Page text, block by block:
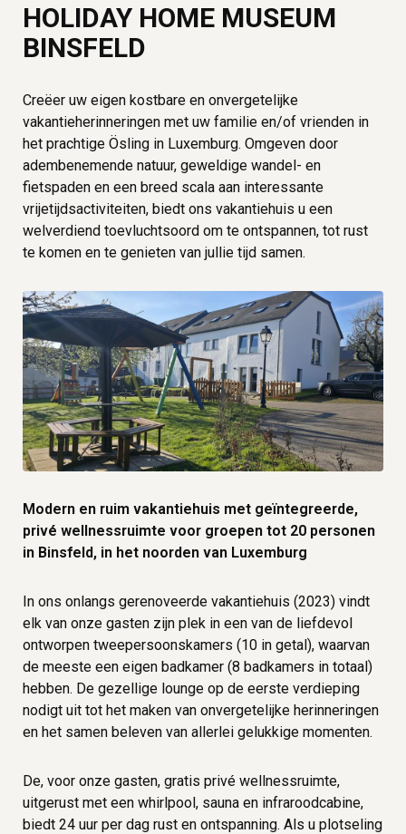
HOLIDAY HOME MUSEUM
BINSFELD
Creëer uw eigen kostbare en onvergetelijke
vakantieherinneringen met uw familie en/of vrienden in
het prachtige Ösling in Luxemburg. Omgeven door
adembenemende natuur, geweldige wandel- en
fietspaden en een breed scala aan interessante
vrijetijdsactiviteiten, biedt ons vakantiehuis u een
welverdiend toevluchtsoord om te ontspannen, tot rust
te komen en te genieten van jullie tijd samen.
Modern en ruim vakantiehuis met geïntegreerde,
privé wellnessruimte voor groepen tot 20 personen
in Binsfeld, in het noorden van Luxemburg
In ons onlangs gerenoveerde vakantiehuis (2023) vindt
elk van onze gasten zijn plek in een van de liefdevol
ontworpen tweepersoonskamers (10 in getal), waarvan
de meeste een eigen badkamer (8 badkamers in totaal)
hebben. De gezellige lounge op de eerste verdieping
nodigt uit tot het maken van onvergetelijke herinneringen
en het samen beleven van allerlei gelukkige momenten.
De, voor onze gasten, gratis privé wellnessruimte,
uitgerust met een whirlpool, sauna en infraroodcabine,
biedt 24 uur per dag rust en ontspanning. Als u plotseling